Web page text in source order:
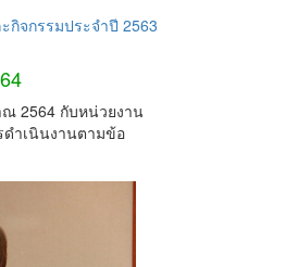
กิจกรรมประจำปี 2563
2564 กับหน่วยงาน
ำเนินงานตามข้อ